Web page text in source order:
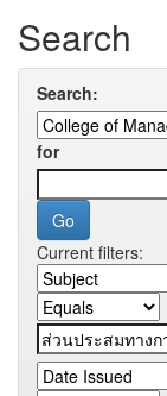
Search
Search:
for
Current filters: